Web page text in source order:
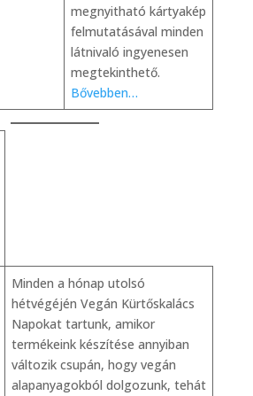
megnyitható kártyakép
felmutatásával minden
látnivaló ingyenesen
megtekinthető.
Bővebben…
Minden a hónap utolsó
hétvégéjén Vegán Kürtőskalács
Napokat tartunk, amikor
termékeink készítése annyiban
változik csupán, hogy vegán
alapanyagokból dolgozunk, tehát